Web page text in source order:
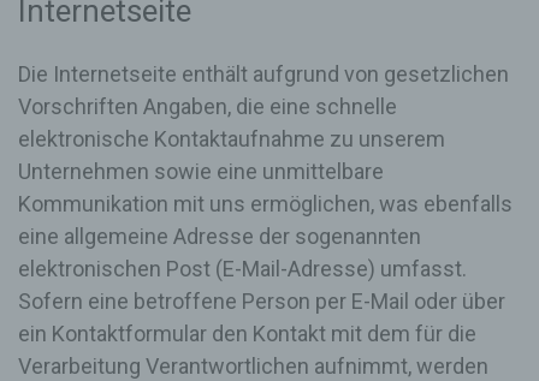
Internetseite
Die Internetseite enthält aufgrund von gesetzlichen
Vorschriften Angaben, die eine schnelle
elektronische Kontaktaufnahme zu unserem
Unternehmen sowie eine unmittelbare
Kommunikation mit uns ermöglichen, was ebenfalls
eine allgemeine Adresse der sogenannten
elektronischen Post (E-Mail-Adresse) umfasst.
Sofern eine betroffene Person per E-Mail oder über
ein Kontaktformular den Kontakt mit dem für die
Verarbeitung Verantwortlichen aufnimmt, werden
Welche personenbezogenen Daten dabei an den
Eingabemaske, die für die Registrierung
verwendet wird. Die von der betroffenen Person
eingegebenen personenbezogenen Daten werden
ausschließlich für die interne Verwendung bei dem
für die Verarbeitung Verantwortlichen und für
eigene Zwecke erhoben und gespeichert. Der für
die Verarbeitung Verantwortliche kann die
Weitergabe an einen oder mehrere
Auftragsverarbeiter, beispielsweise einen
Paketdienstleister, veranlassen, der die
personenbezogenen Daten ebenfalls
ausschließlich für eine interne Verwendung, die
dem für die Verarbeitung Verantwortlichen